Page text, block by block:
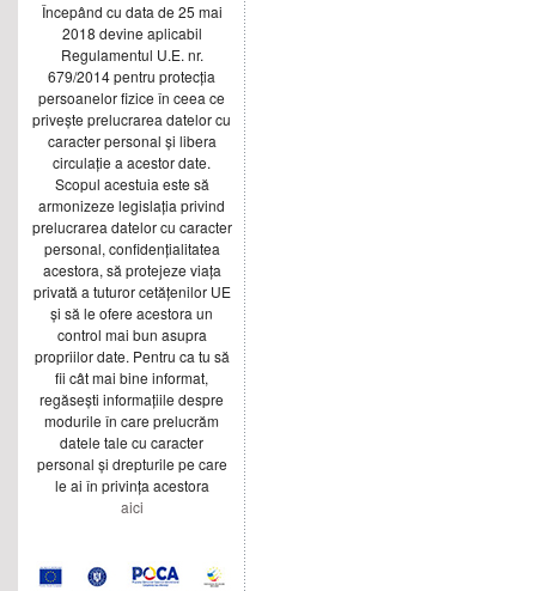
Începând cu data de 25 mai
2018 devine aplicabil
Regulamentul U.E. nr.
679/2014 pentru protecția
persoanelor fizice în ceea ce
privește prelucrarea datelor cu
caracter personal și libera
circulație a acestor date.
Scopul acestuia este să
armonizeze legislația privind
prelucrarea datelor cu caracter
personal, confidențialitatea
acestora, să protejeze viața
privată a tuturor cetățenilor UE
și să le ofere acestora un
control mai bun asupra
propriilor date. Pentru ca tu să
fii cât mai bine informat,
regăsești informațiile despre
modurile în care prelucrăm
datele tale cu caracter
personal și drepturile pe care
le ai în privința acestora
aici